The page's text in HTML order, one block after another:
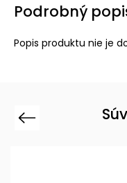
Podrobný
Popis produktu nie je
Previous